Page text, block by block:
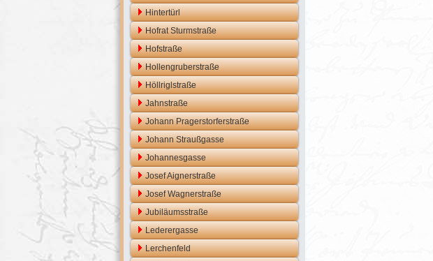
Hintertürl
Hofrat Sturmstraße
Hofstraße
Hollengruberstraße
Höllriglstraße
Jahnstraße
Johann Pragerstorferstraße
Johann Straußgasse
Johannesgasse
Josef Aignerstraße
Josef Wagnerstraße
Jubiläumsstraße
Lederergasse
Lerchenfeld